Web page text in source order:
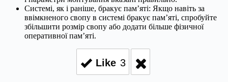
Системі, як і раніше, бракує пам’яті: Якщо навіть за
ввімкненого свопу в системі бракує пам’яті, спробуйте
збільшити розмір свопу або додати більше фізичної
оперативної пам’яті.
Like 3